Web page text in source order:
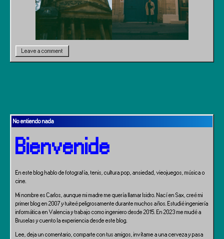
Leave a comment
No entiendo nada
Bienvenide
En este blog hablo de fotografía, tenis, cultura pop, ansiedad, vieojuegos, música o
cine.
Mi nombre es Carlos, aunque mi madre me quería llamar Isidro. Nací en Sax, creé mi
primer blog en 2007 y tuiteé peligrosamente durante muchos años. Estudié ingeniería
informática en Valencia y trabajo como ingeniero desde 2015. En 2023 me mudé a
Bruselas y cuento la experiencia desde este blog.
Lee, deja un comentario, comparte con tus amigos, invítame a una cerveza y pasa